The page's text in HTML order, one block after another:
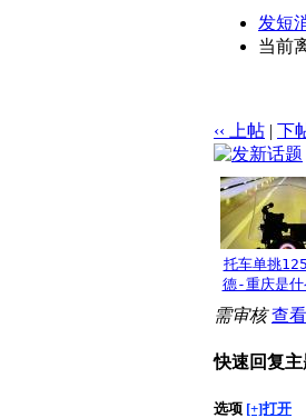
发短
当前
‹‹ 上帖 | 下
托车单挑
德-重庆是什
需审核 查
快速回复主
选项 [+]打开